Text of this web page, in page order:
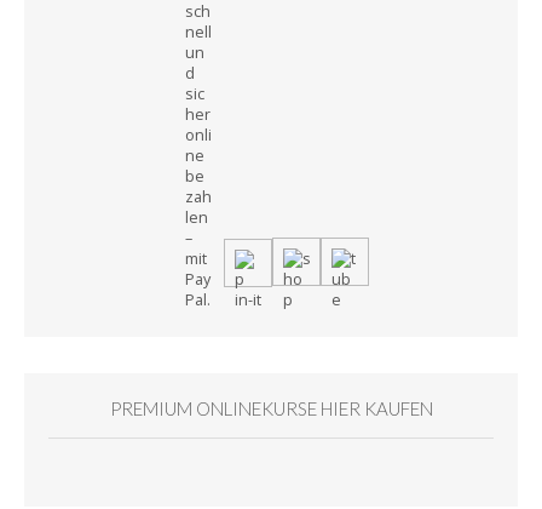
PREMIUM ONLINEKURSE HIER KAUFEN